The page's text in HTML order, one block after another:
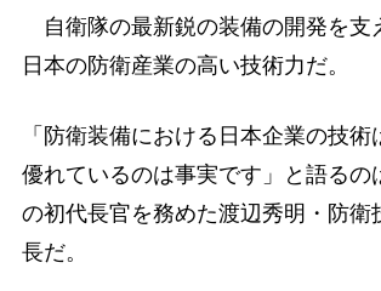
自衛隊の最新鋭の装備の開発を支
日本の防衛産業の高い技術力だ。
「防衛装備における日本企業の技術
優れているのは事実です」と語るの
の初代長官を務めた渡辺秀明・防衛
長だ。